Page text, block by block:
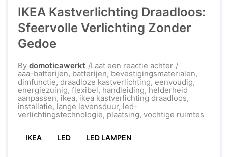
IKEA Kastverlichting Draadloos:
Sfeervolle Verlichting Zonder
Gedoe
By domoticawerkt Laat een reactie achterop
IKEA
Kastverlichting
Draadloos:
Sfeervolle
Zonder
aaa-batterijen, batterijen, bevestigingsmaterialen,
dimfunctie, draadloze kastverlichting, eenvoudig,
energiezuinig, flexibel, handleiding, helderheid
aanpassen, ikea, ikea kastverlichting draadloos,
installatie, lange levensduur, led-
verlichtingstechnologie, plaatsing, vochtige ruimtes
IKEA LED LED LAMPEN